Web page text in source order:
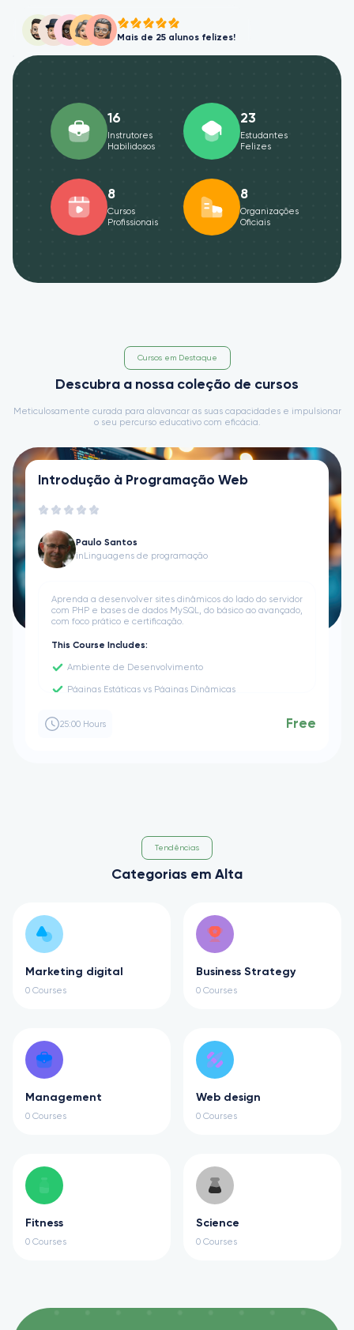
Mais de 25 alunos felizes!
16
Instrutores
Habilidosos
23
Estudantes
Felizes
8
Cursos
Profissionais
8
Organizações
Oficiais
Cursos em Destaque
Descubra a nossa coleção de cursos
Meticulosamente curada para alavancar as suas capacidades e impulsionar
o seu percurso educativo com eficácia.
Introdução à Programação Web
Paulo Santos
in Linguagens de programação
Aprenda a desenvolver sites dinâmicos do lado do servidor
com PHP e bases de dados MySQL, do básico ao avançado,
com foco prático e certificação.
This Course Includes:
Ambiente de Desenvolvimento
Páginas Estáticas vs Páginas Dinâmicas
25:00 Hours Free
Tendências
Categorias em Alta
Marketing digital
0 Courses
Business Strategy
0 Courses
Management
0 Courses
Web design
0 Courses
Fitness
0 Courses
Science
0 Courses